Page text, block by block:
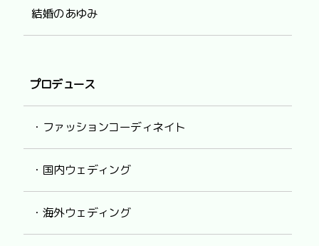
結婚のあゆみ
プロデュース
・ファッションコーディネイト
・国内ウェディング
・海外ウェディング